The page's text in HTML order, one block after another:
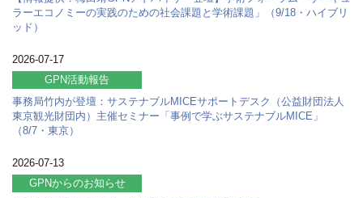
ラーエコノミーの実践のための社会課題と学術課題」（9/18・ハイブリ
ッド）
2026-07-17
GPN活動報告
事務局竹内が登壇：サステナブルMICEサポートデスク（公益財団法人
東京観光財団内）主催セミナー「事例で学ぶサステナブルMICE」
（8/7・東京）
2026-07-13
GPNからのお知らせ